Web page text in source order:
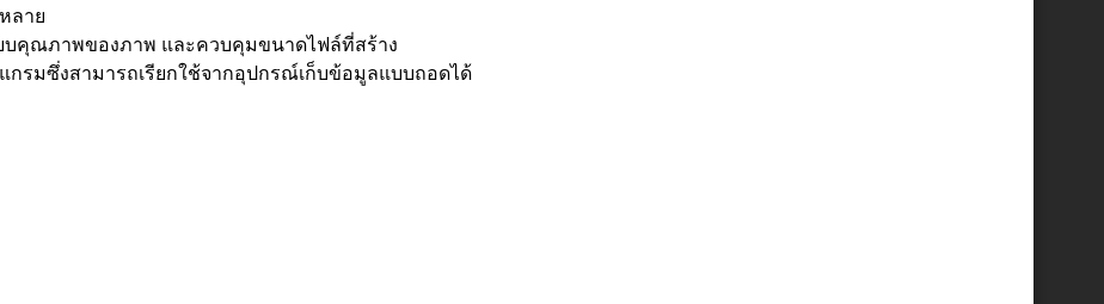
ลาย
ยบคุณภาพของภาพ และควบคุมขนาดไฟล์ที่สร้าง
รมซึ่งสามารถเรียกใช้จากอุปกรณ์เก็บข้อมูลแบบถอดได้